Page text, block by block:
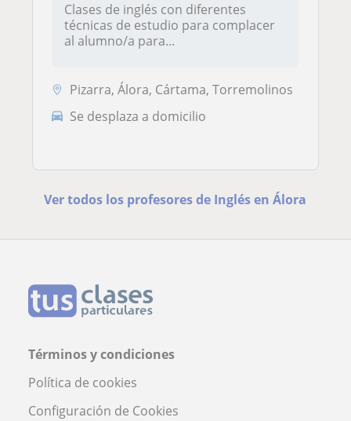
Clases de inglés con diferentes
técnicas de estudio para complacer
al alumno/a para...
Pizarra, Álora, Cártama, Torremolinos
Se desplaza a domicilio
Ver todos los profesores de Inglés en Álora
Términos y condiciones
Política de cookies
Configuración de Cookies